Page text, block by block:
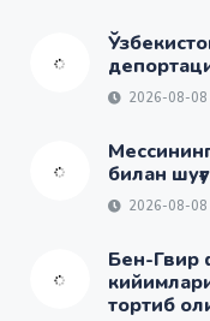
2026-08-08
билан
2026-08-08
Бен-Гвир
тортиб